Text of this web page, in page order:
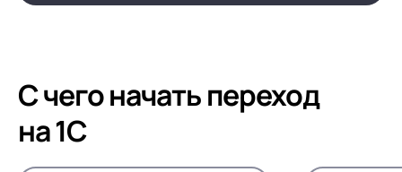
С чего начать переход
на 1С